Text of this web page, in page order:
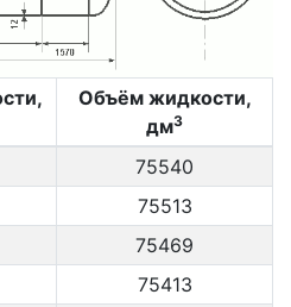
Объём жидкости,
дм3
75540
75513
75469
75413